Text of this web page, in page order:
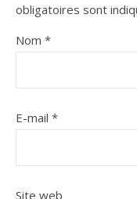
obligatoires sont
Nom *
E-mail *
Site web